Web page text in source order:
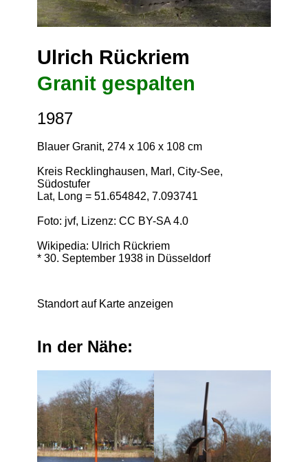
Ulrich Rückriem
Granit gespalten
1987
Blauer Granit, 274 x 106 x 108 cm
Kreis Recklinghausen, Marl, City-See,
Südostufer
Lat, Long = 51.654842, 7.093741
Foto: jvf, Lizenz: CC BY-SA 4.0
Wikipedia: Ulrich Rückriem
* 30. September 1938 in Düsseldorf
Standort auf Karte anzeigen
In der Nähe: